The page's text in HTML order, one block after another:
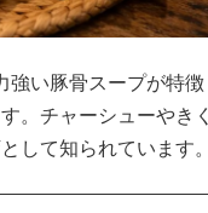
強い豚骨スープが特徴
。チャーシューやきく
して知られています。